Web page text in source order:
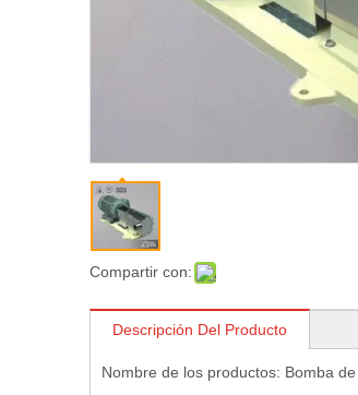
Compartir con:
Descripción Del Producto
Nombre de los productos: Bomba